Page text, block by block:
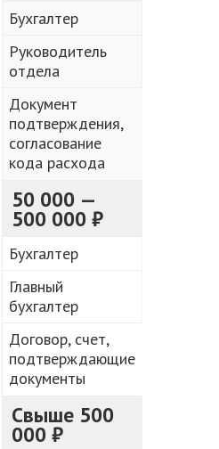
Бухгалтер
Руководитель
отдела
Документ
подтверждения,
согласование
кода расхода
50 000 —
500 000 ₽
Бухгалтер
Главный
бухгалтер
Договор, счет,
подтверждающие
документы
Свыше 500
000 ₽